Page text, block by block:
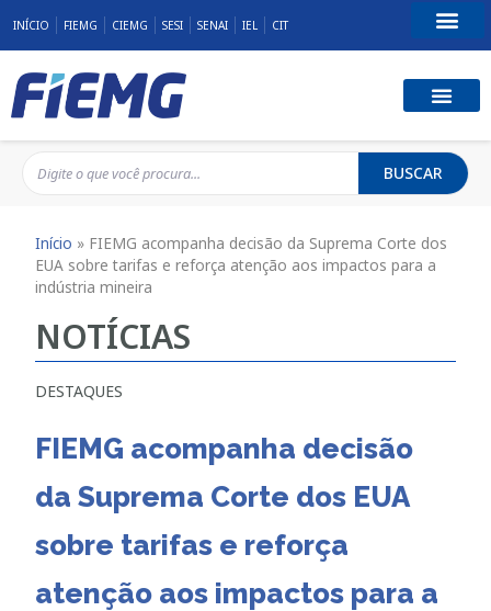
INÍCIO FIEMG CIEMG SESI SENAI IEL CIT
BUSCAR
Início » FIEMG acompanha decisão da Suprema Corte dos
EUA sobre tarifas e reforça atenção aos impactos para a
indústria mineira
NOTÍCIAS
DESTAQUES
FIEMG acompanha decisão
da Suprema Corte dos EUA
sobre tarifas e reforça
atenção aos impactos para a